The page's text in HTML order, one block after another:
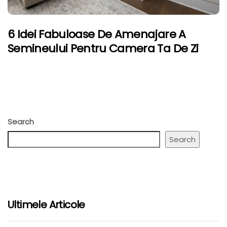
6 Idei Fabuloase De Amenajare A
Semineului Pentru Camera Ta De Zi
Search
Search
Ultimele Articole